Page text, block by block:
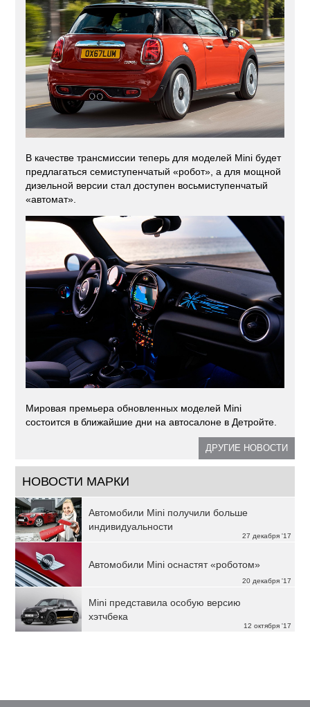
В качестве трансмиссии теперь для моделей Mini будет
предлагаться семиступенчатый «робот», а для мощной
дизельной версии стал доступен восьмиступенчатый
«автомат».
Мировая премьера обновленных моделей Mini
состоится в ближайшие дни на автосалоне в Детройте.
ДРУГИЕ НОВОСТИ
НОВОСТИ МАРКИ
27 декабря '17
Автомобили Mini получили больше
индивидуальности
20 декабря '17
Автомобили Mini оснастят «роботом»
12 октября '17
Mini представила особую версию
хэтчбека